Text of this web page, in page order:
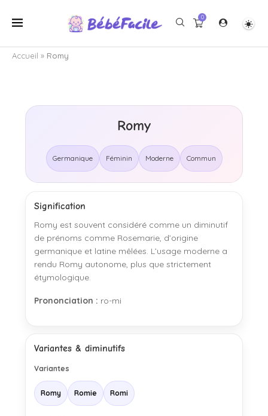
0
Accueil » Romy
Romy
Germanique Féminin Moderne Commun
Signification
Romy est souvent considéré comme un diminutif
de prénoms comme Rosemarie, d’origine
germanique et latine mêlées. L’usage moderne a
rendu Romy autonome, plus que strictement
étymologique.
Prononciation : ro-mi
Variantes & diminutifs
Variantes
Romy Romie Romi